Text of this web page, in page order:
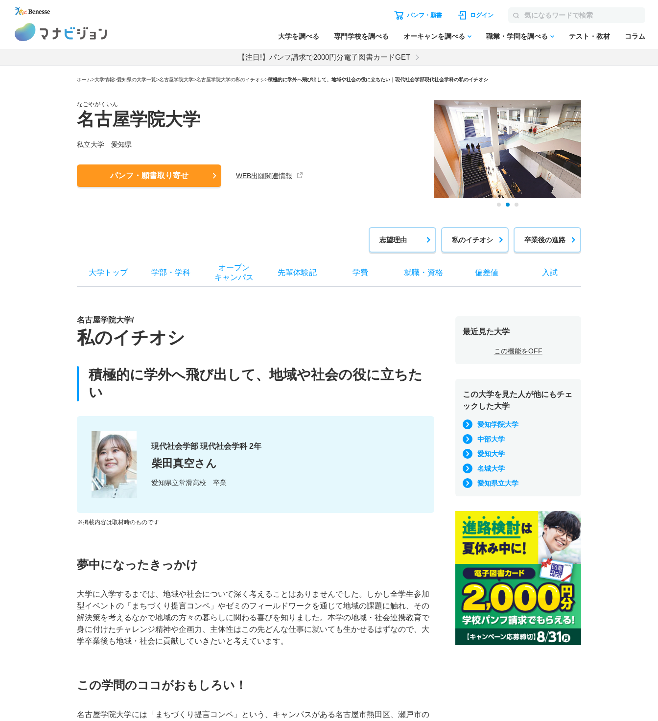
パンフ・願書 ログイン
大学を調べる 専門学校を調べる オーキャンを調べる 職業・学問を調べる テスト・教材 コラム
【注目!】パンフ請求で2000円分電子図書カードGET
ホーム>大学情報>愛知県の大学一覧>名古屋学院大学>名古屋学院大学の私のイチオシ>積極的に学外へ飛び出して、地域や社会の役に立ちたい｜現代社会学部現代社会学科の私のイチオシ
なごやがくいん
名古屋学院大学
私立大学 愛知県
パンフ・願書取り寄せ WEB出願関連情報
志望理由 私のイチオシ 卒業後の進路
大学トップ 学部 ・ 学科
オープン
キャンパス
先輩体験記 学費 就職・ 資格 偏差値 入試
名古屋学院大学/
私のイチオシ
積極的に学外へ飛び出して、地域や社会の役に立ちた
い
現代社会学部 現代社会学科 2年
柴田真空さん
愛知県立常滑高校 卒業
※掲載内容は取材時のものです
夢中になったきっかけ
大学に入学するまでは、地域や社会について深く考えることはありませんでした。しかし全学生参加
型イベントの「まちづくり提言コンペ」やゼミのフィールドワークを通じて地域の課題に触れ、その
解決策を考えるなかで地域の方々の暮らしに関わる喜びを知りました。本学の地域・社会連携教育で
身に付けたチャレンジ精神や企画力、主体性はこの先どんな仕事に就いても生かせるはずなので、大
学卒業後も地域・社会に貢献していきたいと考えています。
この学問のココがおもしろい！
名古屋学院大学には「まちづくり提言コンペ」という、キャンパスがある名古屋市熱田区、瀬戸市の
最近見た大学
この機能をOFF
この大学を見た人が他にもチェ
ックした大学
愛知学院大学
中部大学
愛知大学
名城大学
愛知県立大学